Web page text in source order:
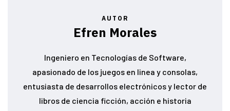
AUTOR
Efren Morales
Ingeniero en Tecnologías de Software,
apasionado de los juegos en linea y consolas,
entusiasta de desarrollos electrónicos y lector de
libros de ciencia ficción, acción e historia